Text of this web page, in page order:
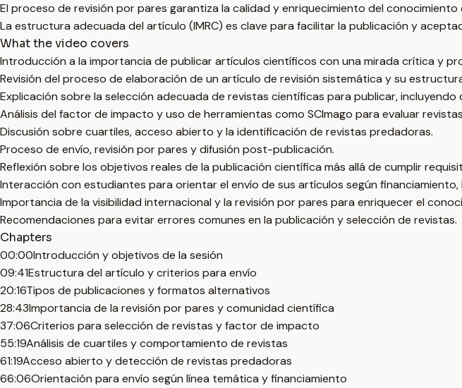
El proceso de revisión por pares garantiza la calidad y enriquecimiento del conocimiento
La estructura adecuada del artículo (IMRC) es clave para facilitar la publicación y
What the video covers
Introducción a la importancia de publicar artículos científicos con una mirada crítica y
Revisión del proceso de elaboración de un artículo de revisión sistemática y su estructura
Explicación sobre la selección adecuada de revistas científicas para publicar,
Análisis del factor de impacto y uso de herramientas como SCImago para evaluar
Discusión sobre cuartiles, acceso abierto y la identificación de revistas predadoras.
Proceso de envío, revisión por pares y difusión post-publicación.
Reflexión sobre los objetivos reales de la publicación científica más allá de cumplir
Interacción con estudiantes para orientar el envío de sus artículos según financiamiento,
Importancia de la visibilidad internacional y la revisión por pares para enriquecer el
Recomendaciones para evitar errores comunes en la publicación y selección de revistas.
Chapters
00:00Introducción y objetivos de la sesión
09:41Estructura del artículo y criterios para envío
20:16Tipos de publicaciones y formatos alternativos
28:43Importancia de la revisión por pares y comunidad científica
37:06Criterios para selección de revistas y factor de impacto
55:19Análisis de cuartiles y comportamiento de revistas
61:19Acceso abierto y detección de revistas predadoras
66:06Orientación para envío según línea temática y financiamiento